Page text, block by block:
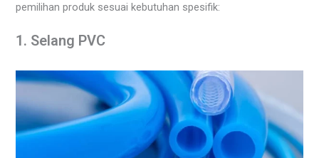
pemilihan produk sesuai kebutuhan spesifik:
1. Selang PVC